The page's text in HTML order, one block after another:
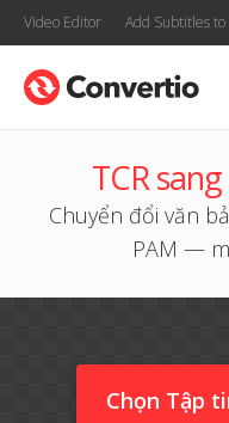
Video Editor Add Subtitles to
TCR
Chuyển đổi văn
PAM —
Chọn Tập